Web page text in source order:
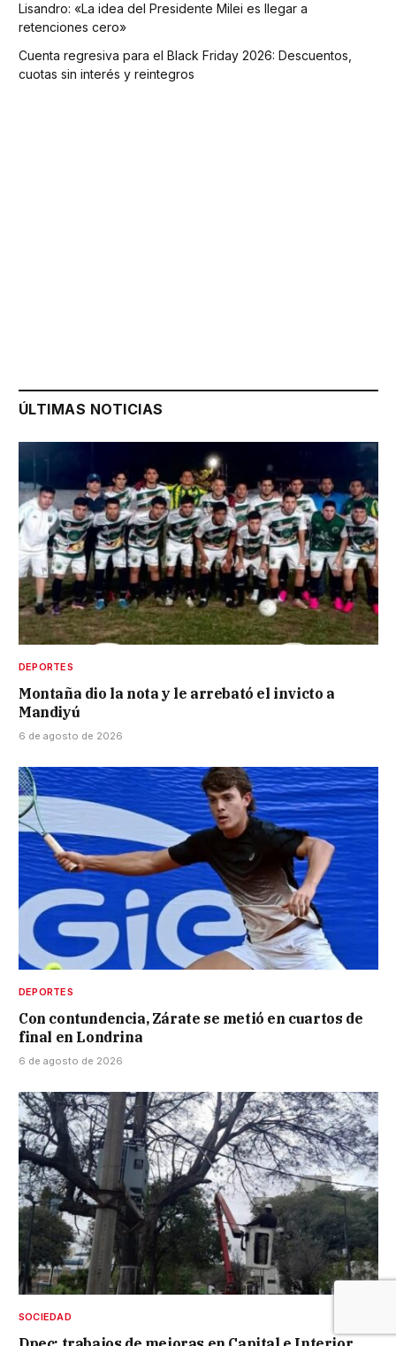
Lisandro: «La idea del Presidente Milei es llegar a
retenciones cero»
Cuenta regresiva para el Black Friday 2026: Descuentos,
cuotas sin interés y reintegros
ÚLTIMAS NOTICIAS
DEPORTES
Montaña dio la nota y le arrebató el invicto a
Mandiyú
6 de agosto de 2026
DEPORTES
Con contundencia, Zárate se metió en cuartos de
final en Londrina
6 de agosto de 2026
SOCIEDAD